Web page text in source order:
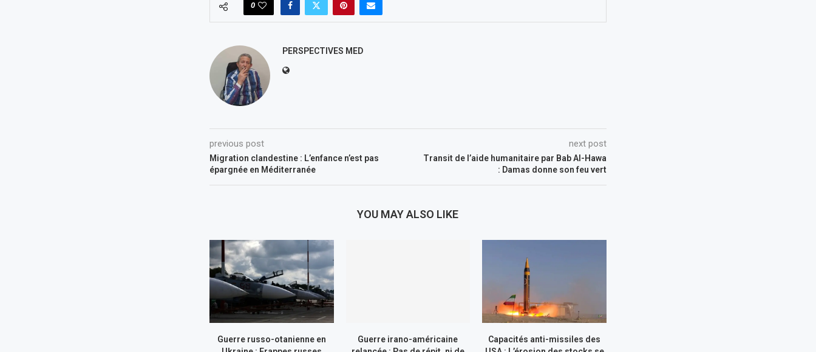
0
PERSPECTIVES MED
previous post
Migration clandestine : L’enfance n’est pas
épargnée en Méditerranée
next post
Transit de l’aide humanitaire par Bab Al-Hawa
: Damas donne son feu vert
YOU MAY ALSO LIKE
Guerre russo-otanienne en
Guerre irano-américaine
Capacités anti-missiles des